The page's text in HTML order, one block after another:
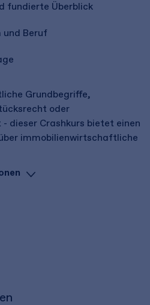
fundierte Überblick
und Beruf
Grundbegriffe,
oder
dieser Crashkurs bietet einen
immobilienwirtschaftliche